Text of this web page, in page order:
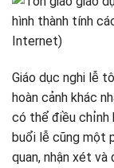
Giáo dục nghi lễ
hoàn cảnh khác
có thể điều chỉnh
buổi lễ cũng một
quan, nhận xét và